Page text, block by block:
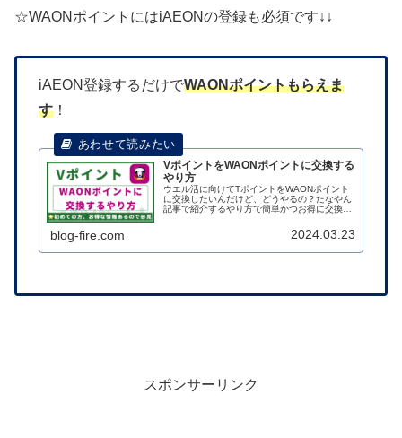
☆WAONポイントにはiAEONの登録も必須です↓↓
iAEON登録するだけでWAONポイントもらえま
す ！
VポイントをWAONポイントに交換する
やり方
ウエル活に向けてTポイントをWAONポイント
に交換したいんだけど、どうやるの？たなやん
記事で紹介するやり方で簡単かつお得に交換で
ウエル活が廃止されましたので、WAONポイン
blog-fire.com 2024.03.23
スポンサーリンク